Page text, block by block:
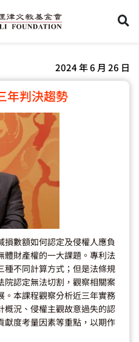
2024 年 6 月 26 日
年判決趨勢
數額如何認定及侵權人應負
體財產權的一大課題。專利法
種不同計算方式；但是法條規
院認定無法切割，觀察相關案
。本課程觀察分析近三年實務
概況、侵權主觀故意過失的認
獻度考量因素等重點，以期作